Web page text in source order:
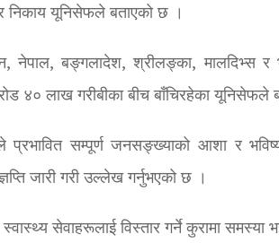
निकाय यूनिसेफले बताएको छ ।
नेपाल, बङ्गलादेश, श्रीलङ्का, मालदिभ्स र
४० लाख गरीबीका बीच बाँचिरहेका यूनिसेफले
सम्पूर्ण जनसङ्ख्याको आशा र
जारी गरी उल्लेख गर्नुभएको छ ।
सेवाहरूलाई विस्तार गर्ने कुरामा समस्या